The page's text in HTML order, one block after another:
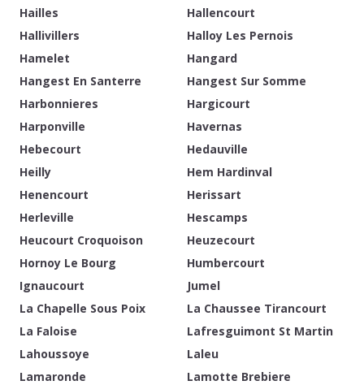
Hailles
Hallencourt
Hallivillers
Halloy Les Pernois
Hamelet
Hangard
Hangest En Santerre
Hangest Sur Somme
Harbonnieres
Hargicourt
Harponville
Havernas
Hebecourt
Hedauville
Heilly
Hem Hardinval
Henencourt
Herissart
Herleville
Hescamps
Heucourt Croquoison
Heuzecourt
Hornoy Le Bourg
Humbercourt
Ignaucourt
Jumel
La Chapelle Sous Poix
La Chaussee Tirancourt
La Faloise
Lafresguimont St Martin
Lahoussoye
Laleu
Lamaronde
Lamotte Brebiere